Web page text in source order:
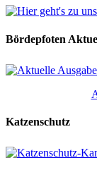
Bördepfoten
Katzenschutz